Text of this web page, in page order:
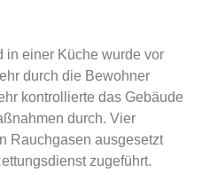
in einer Küche wurde vor
durch die Bewohner
kontrollierte das Gebäude
durch. Vier
Rauchgasen ausgesetzt
zugeführt.